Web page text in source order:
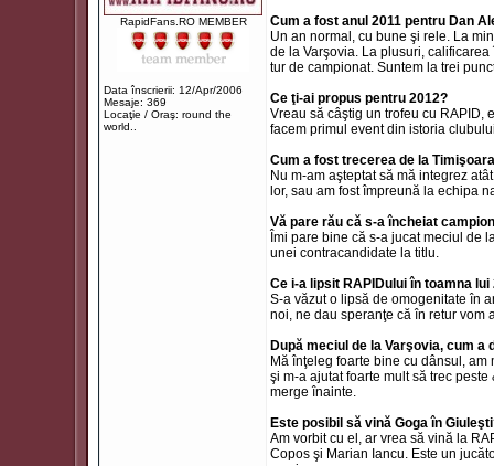
RapidFans.RO MEMBER
Data înscrierii: 12/Apr/2006
Mesaje: 369
Locaţie / Oraş: round the
world..
Cum a fost anul 2011 pentru Dan
Un an normal, cu bune şi rele. La
de la Varşovia. La plusuri,
tur de campionat. Suntem la trei
Ce ţi-ai propus pentru 2012?
Vreau să câştig un trofeu cu RAPID,
facem primul event din istoria
Cum a fost trecerea de la
Nu m-am aşteptat să mă integrez
lor, sau am fost împreună la echipa
Vă pare rău că s-a încheiat
Îmi pare bine că s-a jucat meciul de
unei contracandidate la titlu.
Ce i-a lipsit RAPIDului în toamna lui
S-a văzut o lipsă de omogenitate în
noi, ne dau speranţe că în retur vom
După meciul de la Varşovia, cum
Mă înţeleg foarte bine cu dânsul,
şi m-a ajutat foarte mult să trec
merge înainte.
Este posibil să vină Goga în
Am vorbit cu el, ar vrea să vină la
Copos şi Marian Iancu. Este un